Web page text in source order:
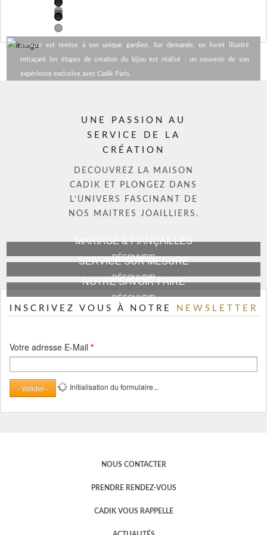
façonnage du bijou au sertissage des pierres, les artisans s’attachent à
retranscrire chaque détail pour reproduire à la perfection la bague de fiançailles
sur mesure imaginée par le créateur.
LE BIJOU TERMINÉ. LA DECOUVERTE DU JOYAU
Symbole de l’amour entre deux êtres chers, la bague de fiançailles réalisée sur
mesure est remise à son unique gardien. Sur demande, un livret illustré
retraçant les étapes de création du bijou est réalisé : un souvenir de son
expérience exclusive avec Cadik Paris.
UNE PASSION AU
SERVICE DE LA
CRÉATION
DECOUVREZ LA MAISON
CADIK ET PLONGEZ DANS
L’UNIVERS FASCINANT DE
NOS MAITRES JOAILLIERS.
MARIAGE & FIANÇAILLES
- DÉCOUVRIR -
SERVICE SUR MESURE
- DÉCOUVRIR -
NOTRE SAVOIR-FAIRE
- DÉCOUVRIR -
INSCRIVEZ VOUS À NOTRE NEWSLETTER
Votre adresse E-Mail *
- Valider - Initialisation du formulaire...
NOUS CONTACTER
PRENDRE RENDEZ-VOUS
CADIK VOUS RAPPELLE